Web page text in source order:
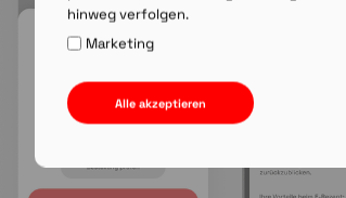
hinweg verfolgen.
Marketing
Alle akzeptieren